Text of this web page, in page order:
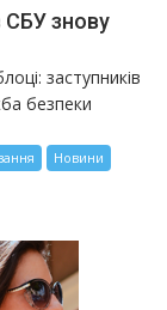
СБУ знову
заступників
безпеки
Новини